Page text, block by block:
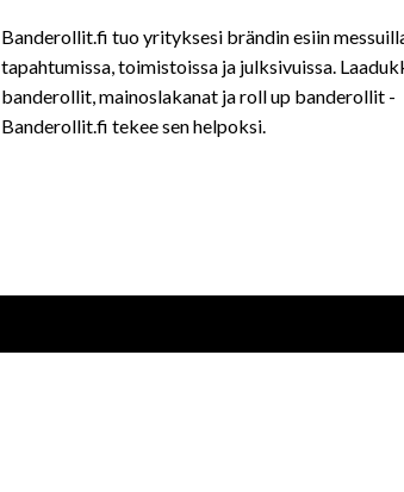
Banderollit.fi tuo yrityksesi brändin esiin
tapahtumissa, toimistoissa ja julksivuissa.
banderollit, mainoslakanat ja roll up banderollit -
Banderollit.fi tekee sen helpoksi.